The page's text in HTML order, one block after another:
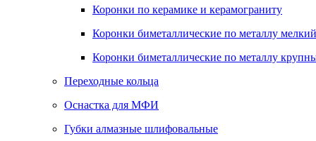
Коронки по керамике и керамограниту
Коронки биметаллические по металлу
Коронки биметаллические по металлу
Переходные кольца
Оснастка для МФИ
Губки алмазные шлифовальные